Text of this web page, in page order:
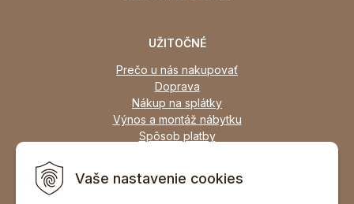
Vaše nastavenie cookies
UŽITOČNÉ
Prečo u nás nakupovať
Doprava
Nákup na splátky
Výnos a montáž nábytku
Spôsob platby
Zariadime všetky typy interiérov